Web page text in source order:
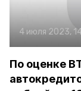
4 июля 2023,
По оценке